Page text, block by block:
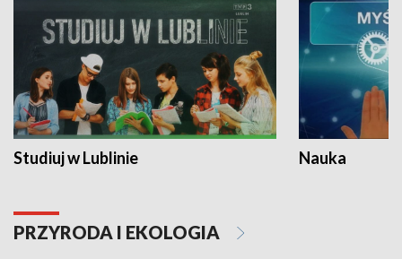
Studiuj w Lublinie Nauka
PRZYRODA I EKOLOGIA